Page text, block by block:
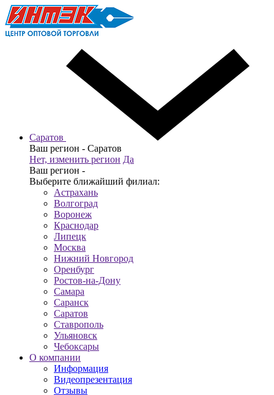
Саратов
Ваш регион - Саратов
Нет, изменить регион Да
Ваш регион -
Выберите ближайший филиал:
Астрахань
Волгоград
Воронеж
Краснодар
Липецк
Москва
Нижний Новгород
Оренбург
Ростов-на-Дону
Самара
Саранск
Саратов
Ставрополь
Ульяновск
Чебоксары
О компании
Информация
Видеопрезентация
Отзывы